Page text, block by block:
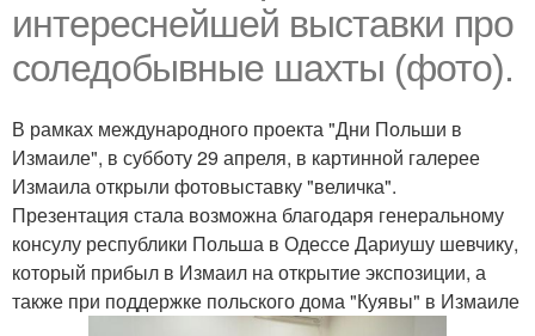
интереснейшей выставки про
соледобывные шахты (фото).
В рамках международного проекта "Дни Польши в
Измаиле", в субботу 29 апреля, в картинной галерее
Измаила открыли фотовыставку "величка".
Презентация стала возможна благодаря генеральному
консулу республики Польша в Одессе Дариушу шевчику,
который прибыл в Измаил на открытие экспозиции, а
также при поддержке польского дома "Куявы" в Измаиле